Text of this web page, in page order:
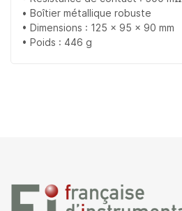
• Boîtier métallique robuste
• Dimensions : 125 x 95 x 90 mm
• Poids : 446 g